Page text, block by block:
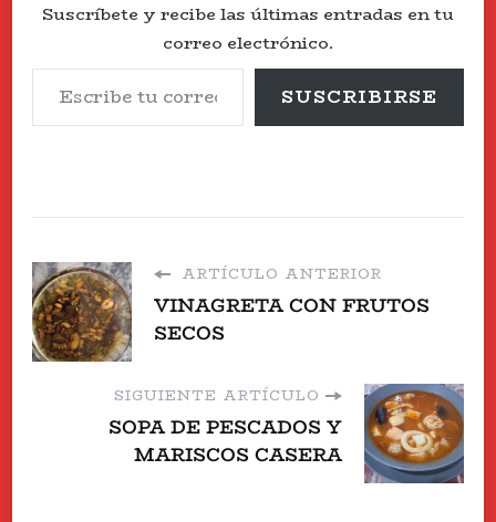
Suscríbete y recibe las últimas entradas en tu
correo electrónico.
Escribe tu correo electrónico…
SUSCRIBIRSE
ARTÍCULO ANTERIOR
VINAGRETA CON FRUTOS
SECOS
SIGUIENTE ARTÍCULO
SOPA DE PESCADOS Y
MARISCOS CASERA